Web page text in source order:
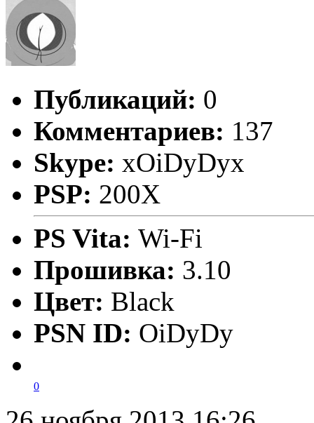
Публикаций: 0
Комментариев: 137
Skype: xOiDyDyx
PSP: 200X
PS Vita: Wi-Fi
Прошивка: 3.10
Цвет: Black
PSN ID: OiDyDy
0